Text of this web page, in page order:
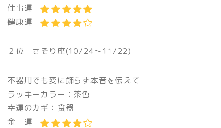
仕事運
健康運
２位 さそり座(10/24〜11/22)
不器用でも変に飾らず本音を伝えて
ラッキーカラー：茶色
幸運のカギ：食器
金 運